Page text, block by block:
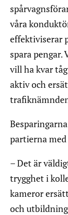
våra
effektiviserar
spara
vill ha kvar
aktiv och
partierna
– Det är
trygghet i
kameror
och